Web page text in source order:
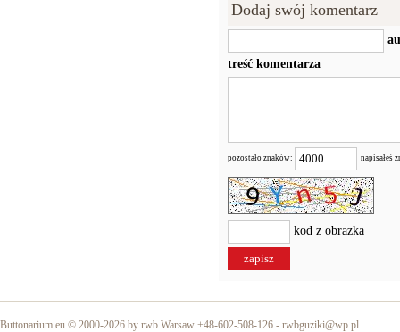
Dodaj swój komentarz
treść komentarza
pozostało znaków: napisałeś
kod z obrazka
Buttonarium.eu © 2000-2026 by rwb Warsaw +48-602-508-126 - rwbguziki@wp.pl